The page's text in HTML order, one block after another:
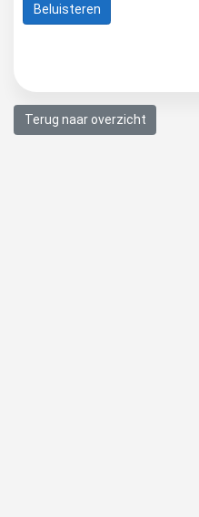
Beluisteren
Terug naar overzicht